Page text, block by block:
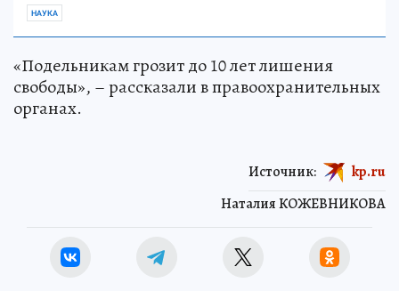
НАУКА
«Подельникам грозит до 10 лет лишения
свободы», – рассказали в правоохранительных
органах.
Наталия КОЖЕВНИКОВА
Источник: kp.ru